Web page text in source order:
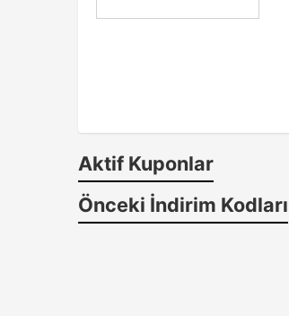
Aktif Kuponlar
Önceki İndirim Kodları